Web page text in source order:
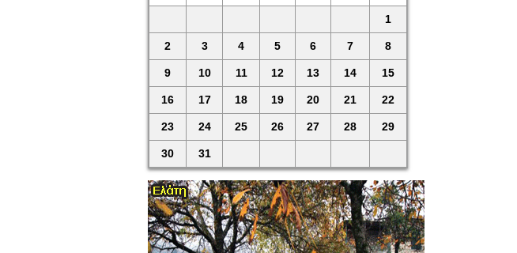
1
2 3 4 5 6 7 8
9 10 11 12 13 14 15
16 17 18 19 20 21 22
23 24 25 26 27 28 29
30 31